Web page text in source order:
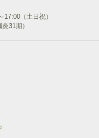
（土日祝）
31期）